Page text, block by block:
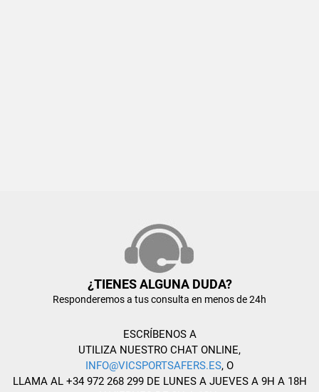
¿TIENES ALGUNA DUDA?
Responderemos a tus consulta en menos de 24h
ESCRÍBENOS A
UTILIZA NUESTRO CHAT ONLINE,
INFO@VICSPORTSAFERS.ES, O
LLAMA AL +34 972 268 299 DE LUNES A JUEVES A 9H A 18H